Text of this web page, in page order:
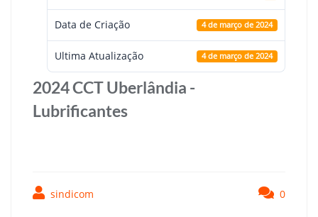
Data de Criação 4 de março de 2024
Ultima Atualização 4 de março de 2024
2024 CCT Uberlândia -
Lubrificantes
sindicom 0